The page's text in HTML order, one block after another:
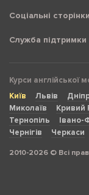
Соціальні сторінки
Служба підтримки
Курси англійської
Київ
Львів
Миколаїв
Кривий
Тернопіль
Івано-
Чернігів
Черкаси
2010-2026 © Всі